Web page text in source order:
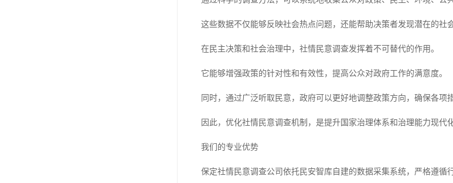
这些数据不仅能够反映社会热点问题，还能帮助决策者发现潜在的社
在民主决策和社会治理中，社情民意调查发挥着不可替代的作用。
它能够增强政策的针对性和有效性，提高公众对政府工作的满意度。
同时，通过广泛听取民意，政府可以更好地调整政策方向，确保各项
因此，优化社情民意调查机制，是提升国家治理体系和治理能力现代
我们的专业优势
保定社情民意调查公司依托民安智库自建的数据采集系统，严格遵循